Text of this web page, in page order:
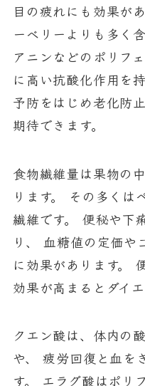
目の疲れにも効果が
ーベリーよりも多く
アニンなどのポリフ
に高い抗酸化作用を
予防をはじめ老化防
期待できます。
食物繊維量は果物の
ります。 その多くは
繊維です。 便秘や下
り、 血糖値の定価や
に効果があります。
効果が高まるとダイ
クエン酸は、体内の
や、 疲労回復と血を
す。 エラグ酸はポリ